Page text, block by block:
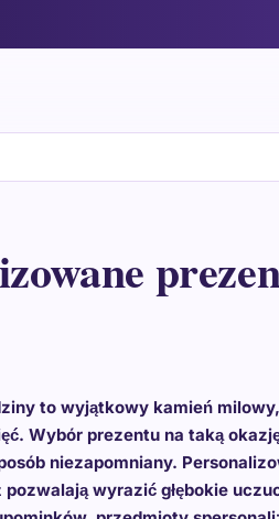
to wyjątkowy kamień
Wybór prezentu na taką
niezapomniany.
wyrazić głębokie